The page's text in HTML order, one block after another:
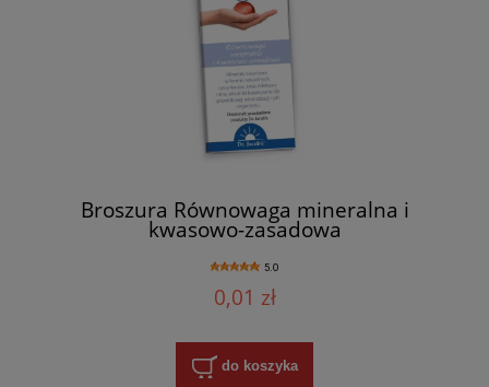
Broszura Równowaga mineralna i
kwasowo-zasadowa
5.0
0,01 zł
do koszyka